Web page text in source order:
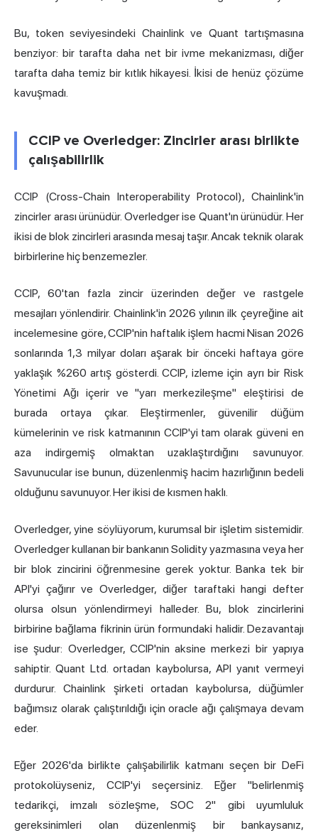
Bu, token seviyesindeki Chainlink ve Quant tartışmasına
benziyor: bir tarafta daha net bir ivme mekanizması, diğer
tarafta daha temiz bir kıtlık hikayesi. İkisi de henüz çözüme
kavuşmadı.
CCIP ve Overledger: Zincirler arası birlikte
çalışabilirlik
CCIP (Cross-Chain Interoperability Protocol), Chainlink'in
zincirler arası ürünüdür. Overledger ise Quant'ın ürünüdür. Her
ikisi de blok zincirleri arasında mesaj taşır. Ancak teknik olarak
birbirlerine hiç benzemezler.
CCIP, 60'tan fazla zincir üzerinden değer ve rastgele
mesajları yönlendirir. Chainlink'in 2026 yılının ilk çeyreğine ait
incelemesine göre, CCIP'nin haftalık işlem hacmi Nisan 2026
sonlarında 1,3 milyar doları aşarak bir önceki haftaya göre
yaklaşık %260 artış gösterdi. CCIP, izleme için ayrı bir Risk
Yönetimi Ağı içerir ve "yarı merkezileşme" eleştirisi de
burada ortaya çıkar. Eleştirmenler, güvenilir düğüm
kümelerinin ve risk katmanının CCIP'yi tam olarak güveni en
aza indirgemiş olmaktan uzaklaştırdığını savunuyor.
Savunucular ise bunun, düzenlenmiş hacim hazırlığının bedeli
olduğunu savunuyor. Her ikisi de kısmen haklı.
Overledger, yine söylüyorum, kurumsal bir işletim sistemidir.
Overledger kullanan bir bankanın Solidity yazmasına veya her
bir blok zincirini öğrenmesine gerek yoktur. Banka tek bir
API'yi çağırır ve Overledger, diğer taraftaki hangi defter
olursa olsun yönlendirmeyi halleder. Bu, blok zincirlerini
birbirine bağlama fikrinin ürün formundaki halidir. Dezavantajı
ise şudur: Overledger, CCIP'nin aksine merkezi bir yapıya
sahiptir. Quant Ltd. ortadan kaybolursa, API yanıt vermeyi
durdurur. Chainlink şirketi ortadan kaybolursa, düğümler
bağımsız olarak çalıştırıldığı için oracle ağı çalışmaya devam
eder.
Eğer 2026'da birlikte çalışabilirlik katmanı seçen bir DeFi
protokolüyseniz, CCIP'yi seçersiniz. Eğer "belirlenmiş
tedarikçi, imzalı sözleşme, SOC 2" gibi uyumluluk
gereksinimleri olan düzenlenmiş bir bankaysanız,